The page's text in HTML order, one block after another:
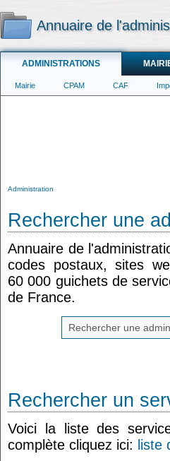
Annuaire de
ADMINISTRATIONS
Mairie CPAM CAF
Administration
Rechercher une
Annuaire de
codes postaux, sites
60 000 guichets de
de France.
Rechercher un
Voici la liste des
complète cliquez ici: liste